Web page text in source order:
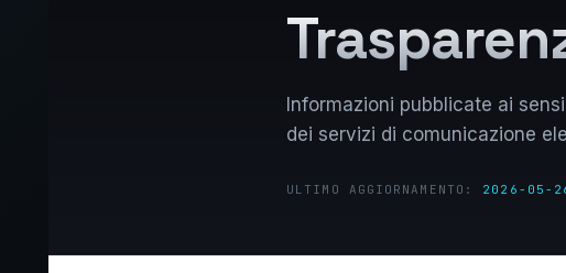
Informazioni pubblicate ai
dei servizi di comunicazione
ULTIMO AGGIORNAMENTO: 2026-05-